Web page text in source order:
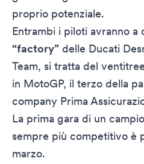
proprio potenziale.
Entrambi i piloti avranno a
“factory” delle Ducati
Team, si tratta del
in MotoGP, il terzo della
company Prima
La prima gara di un
sempre più competitivo è
marzo.